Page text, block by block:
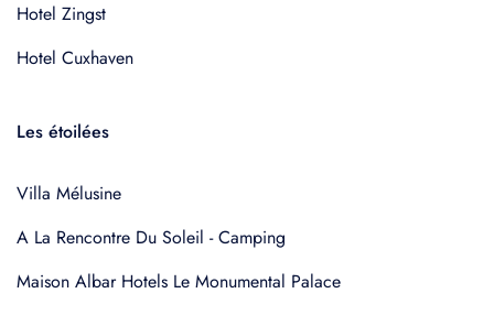
Hotel Zingst
Hotel Cuxhaven
Les étoilées
Villa Mélusine
A La Rencontre Du Soleil - Camping
Maison Albar Hotels Le Monumental Palace